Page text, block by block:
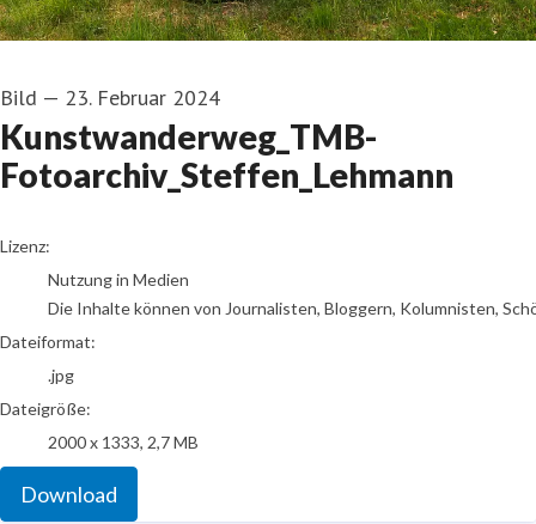
Bild — 23. Februar 2024
Kunstwanderweg_TMB-
Fotoarchiv_Steffen_Lehmann
go to media item
Lizenz:
Nutzung in Medien
Die Inhalte können von Journalisten, Bloggern, Kolumnisten,
Dateiformat:
.jpg
Dateigröße:
2000 x 1333, 2,7 MB
Download